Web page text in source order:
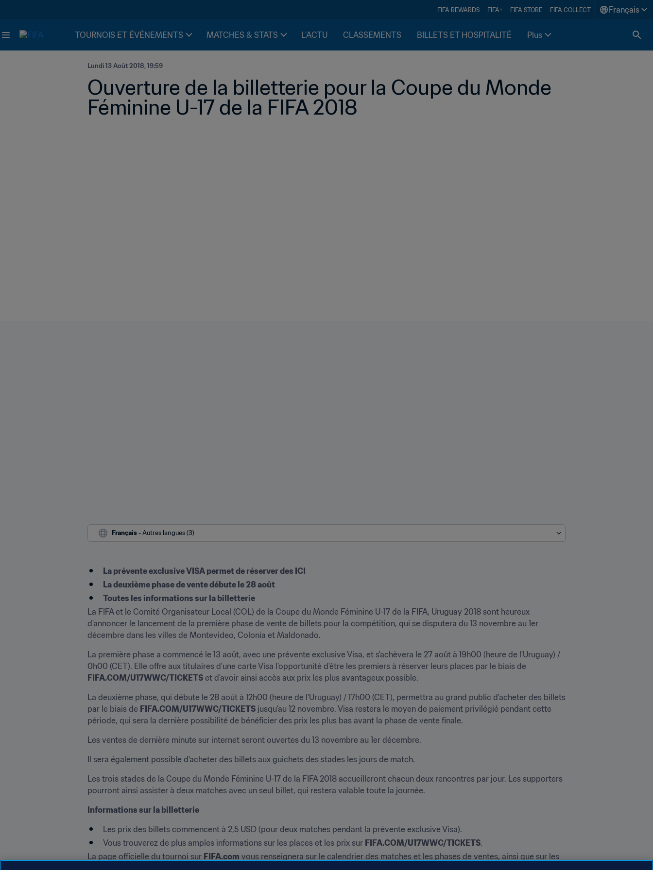
FIFA REWARDS FIFA+ FIFA STORE FIFA COLLECT Français
TOURNOIS ET ÉVÉNEMENTS MATCHES & STATS L'ACTU CLASSEMENTS BILLETS ET HOSPITALITÉ Plus
Lundi 13 Août 2018, 19:59
Ouverture de la billetterie pour la Coupe du Monde
Féminine U-17 de la FIFA 2018
Français - Autres langues (3)
La prévente exclusive VISA permet de réserver des ICI
La deuxième phase de vente débute le 28 août
Toutes les informations sur la billetterie
La FIFA et le Comité Organisateur Local (COL) de la Coupe du Monde Féminine U-17 de la FIFA, Uruguay 2018 sont heureux
d'annoncer le lancement de la première phase de vente de billets pour la compétition, qui se disputera du 13 novembre au 1er
décembre dans les villes de Montevideo, Colonia et Maldonado.
La première phase a commencé le 13 août, avec une prévente exclusive Visa, et s'achèvera le 27 août à 19h00 (heure de l'Uruguay) /
FIFA.COM/U17WWC/TICKETS et d'avoir ainsi accès aux prix les plus avantageux possible.
La deuxième phase, qui débute le 28 août à 12h00 (heure de l'Uruguay) / 17h00 (CET), permettra au grand public d'acheter des billets
par le biais de FIFA.COM/U17WWC/TICKETS jusqu'au 12 novembre. Visa restera le moyen de paiement privilégié pendant cette
période, qui sera la dernière possibilité de bénéficier des prix les plus bas avant la phase de vente finale.
Les ventes de dernière minute sur internet seront ouvertes du 13 novembre au 1er décembre.
Il sera également possible d'acheter des billets aux guichets des stades les jours de match.
Les trois stades de la Coupe du Monde Féminine U-17 de la FIFA 2018 accueilleront chacun deux rencontres par jour. Les supporters
pourront ainsi assister à deux matches avec un seul billet, qui restera valable toute la journée.
Informations sur la billetterie
Les prix des billets commencent à 2,5 USD (pour deux matches pendant la prévente exclusive Visa).​
Vous trouverez de plus amples informations sur les places et les prix sur FIFA.COM/U17WWC/TICKETS.
La page officielle du tournoi sur FIFA.com vous renseignera sur le calendrier des matches et les phases de ventes, ainsi que sur les